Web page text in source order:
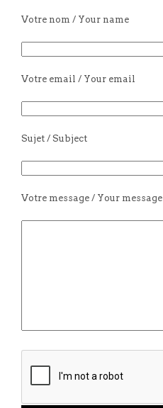
Votre nom / Your name
Votre email / Your email
Sujet / Subject
Votre message / Your message